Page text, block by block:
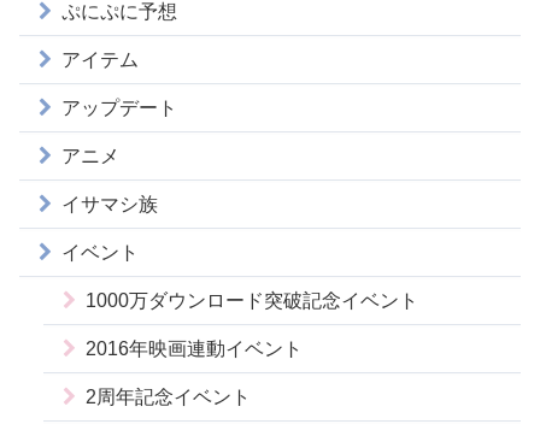
ぷにぷに予想
アイテム
アップデート
アニメ
イサマシ族
イベント
1000万ダウンロード突破記念イベント
2016年映画連動イベント
2周年記念イベント